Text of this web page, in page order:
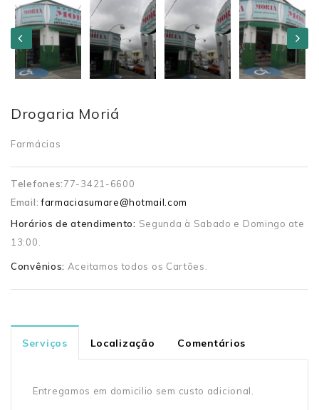
Drogaria Moriá
Farmácias
Telefones:77-3421-6600
Email: farmaciasumare@hotmail.com
Horários de atendimento: Segunda à Sabado e Domingo ate
13:00.
Convênios: Aceitamos todos os Cartões.
Serviços Localização Comentários
Entregamos em domicilio sem custo adicional.